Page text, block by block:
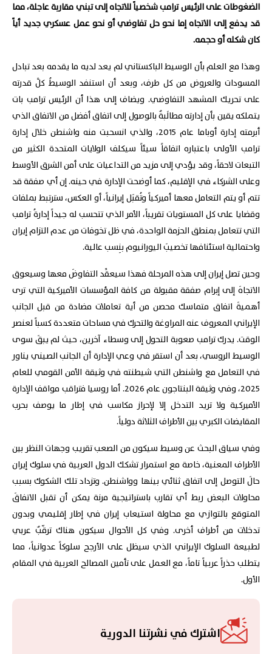
الضغوطات على الرئيس ترامب شخصياً للاتجاه إلى تبني مقاربة عاجلة، مما
قد يدفع إلى الاتجاه إما نحو حل تفاوضي أو نحو عمل عسكري جديد أياً
كان شكله أو حجمه.
وهذا مع العلم بأن الوسيط الباكستاني لم يعد لديه ما يقدمه بعد تبادل
المسودات والعروض من كل طرف، وبعد أن استنفد الوسيطُ كلَّ قدرته
على تحريك المشهد التفاوضي. ويضاف إلى هذا أن الرئيس ترامب بات
يتملكه يقين بأن إدارته مطالَبةٌ بالوصول إلى اتفاق أفضل من الاتفاق الذي
أبرمته إدارة أوباما عام 2015، والذي انسحبت منه واشنطن خلال إدارة
ترامب الأولى باعتباره اتفاقاً سيئاً سيكلف الولايات المتحدة الكثير من
التبعات لاحقاً، وقد يؤدي إلى مزيد من التداعيات على أمن الشرق الأوسط
وعلى الشركاء في الإقليم، كما أوضحت الإدارة في حينه. إن أي صفقة قد
تتم أو يتم التعامل معها أميركياً وتُقبَل إيرانياً، أو العكس، سترتبط بملفات
وقضايا على كل المستويات تقريباً، الأمر الذي تتحسب له جيداً إدارةُ ترامب
التي تتعامل بمنطق الحزمة الواحدة، في ظل تخوفات من عدم التزام إيران
واحتمالية استئنافها تخصيبَ اليورانيوم بنِسب عالية.
وحين تصل إيران إلى هذه المرحلة فهذا سيعقِّد التفاوضَ معها وسيعوق
الاتجاهَ إلى إبرام صفقة مقبولة من كافة المؤسسات الأميركية التي ترى
أهميةَ اتفاق متماسك محصن من أية تعاملات مضادة من قبل الجانب
الإيراني المعروف عنه المراوغة والتحرك في مساحات متعددة كسباً لعنصر
الوقت. يدرك ترامب صعوبة التحول إلى وسطاء آخرين، حيث لم يبقَ سوى
الوسيط الروسي، بعد أن استقر في وعي الإدارة أن الجانب الصيني يناور
في التعامل مع واشنطن التي شيطنته في وثيقة الأمن القومي للعام
2025، وفي وثيقة البنتاجون عام 2026. أما روسيا فتراقب مواقف الإدارة
الأميركية ولا تريد التدخل إلا لإحراز مكاسب في إطار ما يوصف بحرب
المقايضات الكبري بين الأطراف الثلاثة دولياً.
وفي سياق البحث عن وسيط سيكون من الصعب تقريب وجهات النظر بين
الأطراف المعنية، خاصة مع استمرار تشكك الدول العربية في سلوك إيران
حالَ التوصل إلى اتفاق ثنائي بينها وواشنطن. وتزداد تلك الشكوك بسبب
محاولات البعض ربط أي تقارب باستراتيجية مرنة يمكن أن تقبل الاتفاقَ
المتوقع بالتوازي مع محاولة استيعاب إيران في إطار إقليمي وبدون
تدخلات من أطراف أخرى. وفي كل الأحوال سيكون هناك ترقّبٌ عربي
لطبيعة السلوك الإيراني الذي سيظل على الأرجح سلوكاً عدوانياً، مما
يتطلب حذراً عربياً تاماً، مع العمل على تأمين المصالح العربية في المقام
الأول.
اشترك في نشرتنا الدورية